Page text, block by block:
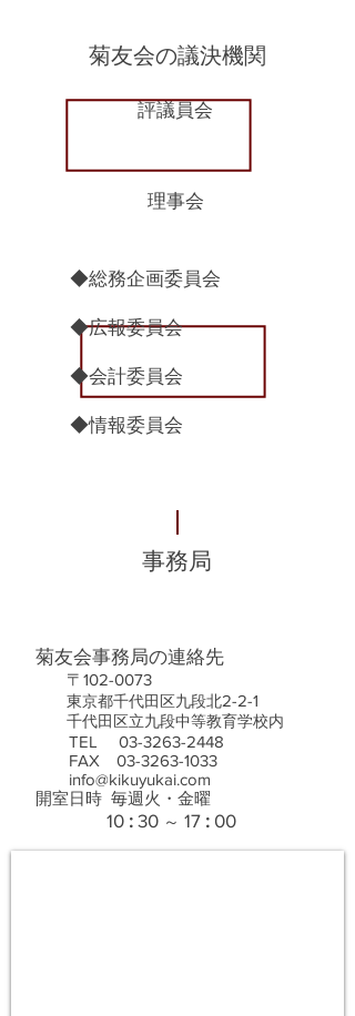
​評議員会
理事会
​菊友会の議決機関
◆総務企画委員会
◆広報委員会
​◆会計委員会
◆情報委員会
事務局
菊友会事務局の連絡先
〒102-0073
東京都千代田区九段北2-2-1
千代田区立九段中等教育学校内
TEL
03-3263-2448
FAX 03-3263-1033
info@kikuyukai.com
開室日時 毎週 火・金曜
10 : 30 ～ 17 : 00